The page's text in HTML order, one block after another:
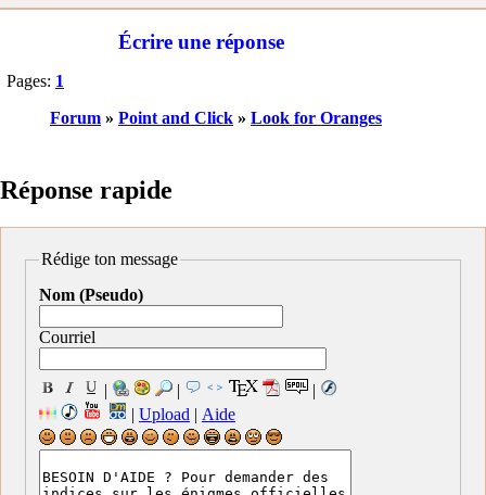
Écrire une réponse
Pages: 1
Forum » Point and Click » Look for Oranges
Réponse rapide
Rédige ton message
Nom (Pseudo)
Courriel
| |
|
| Upload | Aide